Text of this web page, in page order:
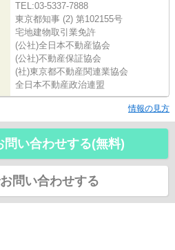
TEL:03-5337-7888
東京都知事 (2) 第102155号
宅地建物取引業免許
(公社)全日本不動産協会
(公社)不動産保証協会
(社)東京都不動産関連業協会
全日本不動産政治連盟
情報の見方
問い合わせする(無料)
問い合わせする